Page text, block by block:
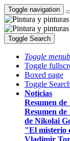
Toggle navigation
Toggle Search
Toggle
Toggle
Boxed page
Toggle Search
Noticias
Resumen
Resumen
de Nikolai
"El misterio
Vladimir